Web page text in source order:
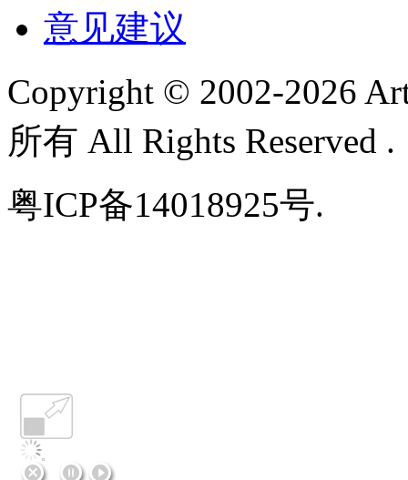
意见建议
Copyright © 2002-2026
所有 All Rights Reserved
粤ICP备14018925号.